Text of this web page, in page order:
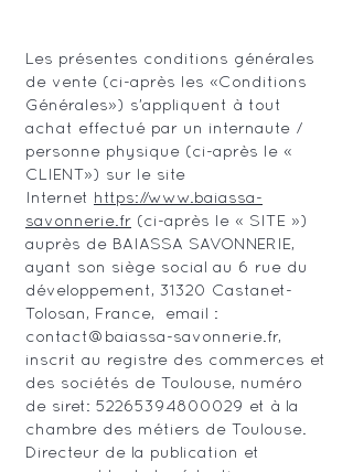
Les présentes conditions générales
de vente (ci-après les «Conditions
Générales») s’appliquent à tout
achat effectué par un internaute /
personne physique (ci-après le «
CLIENT») sur le site
Internet https://www.baiassa-
savonnerie.fr (ci-après le « SITE »)
auprès de BAIASSA SAVONNERIE,
ayant son siège social au 6 rue du
développement, 31320 Castanet-
Tolosan, France, email :
contact@baiassa-savonnerie.fr,
inscrit au registre des commerces et
des sociétés de Toulouse, numéro
de siret: 52265394800029 et à la
chambre des métiers de Toulouse.
Directeur de la publication et